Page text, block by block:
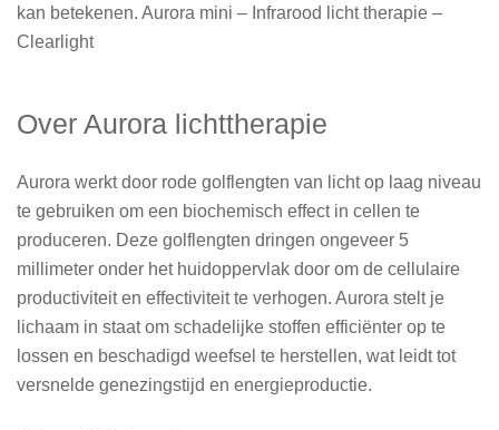
kan betekenen. Aurora mini – Infrarood licht therapie –
Clearlight
Over Aurora lichttherapie
Aurora werkt door rode golflengten van licht op laag niveau
te gebruiken om een biochemisch effect in cellen te
produceren. Deze golflengten dringen ongeveer 5
millimeter onder het huidoppervlak door om de cellulaire
productiviteit en effectiviteit te verhogen. Aurora stelt je
lichaam in staat om schadelijke stoffen efficiënter op te
lossen en beschadigd weefsel te herstellen, wat leidt tot
versnelde genezingstijd en energieproductie.